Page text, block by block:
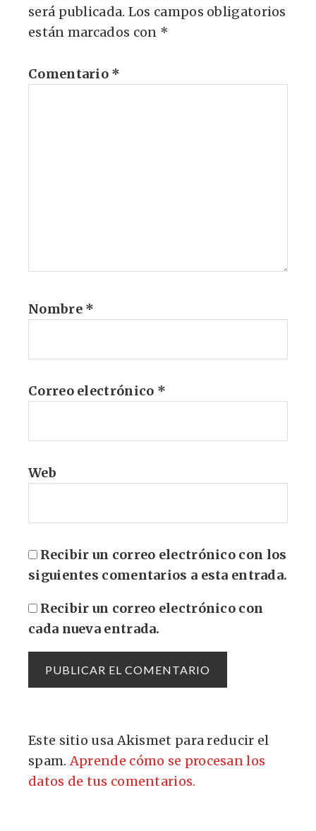
será publicada. Los campos obligatorios
están marcados con *
Comentario *
Nombre *
Correo electrónico *
Web
Recibir un correo electrónico con los
siguientes comentarios a esta entrada.
Recibir un correo electrónico con
cada nueva entrada.
Este sitio usa Akismet para reducir el
spam.Aprende cómo se procesan los
datos de tus comentarios.